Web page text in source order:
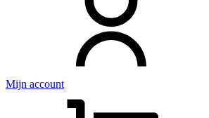
Mijn account